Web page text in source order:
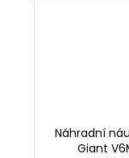
Náhradní
Giant